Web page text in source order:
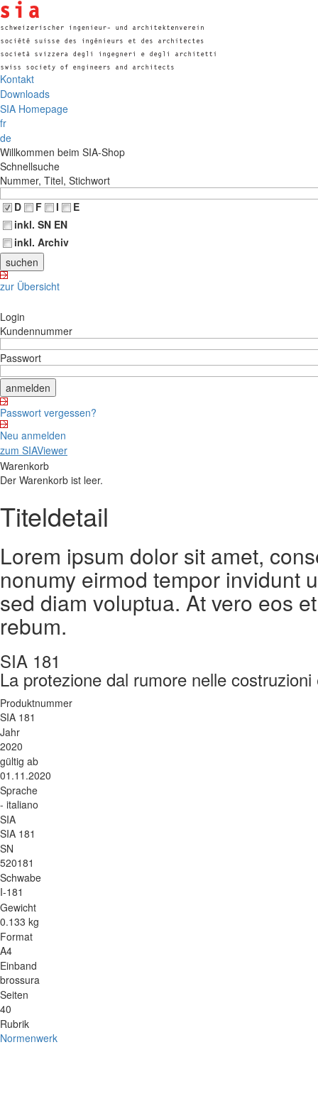
Kontakt
Downloads
SIA Homepage
fr
de
Willkommen beim SIA-Shop
Schnellsuche
Nummer, Titel, Stichwort
D
F I
E
inkl. SN EN
inkl. Archiv
zur Übersicht
Login
Kundennummer
Passwort
Passwort vergessen?
Neu anmelden
zum SIAViewer
Warenkorb
Der Warenkorb ist leer.
Titeldetail
Lorem ipsum dolor sit amet,
nonumy eirmod tempor invidunt
sed diam voluptua. At vero eos
rebum.
SIA 181
La protezione dal rumore nelle costruzioni
Produktnummer
SIA 181
Jahr
2020
gültig ab
01.11.2020
Sprache
- italiano
SIA
SIA 181
SN
520181
Schwabe
I-181
Gewicht
0.133 kg
Format
A4
Einband
brossura
Seiten
40
Rubrik
Normenwerk